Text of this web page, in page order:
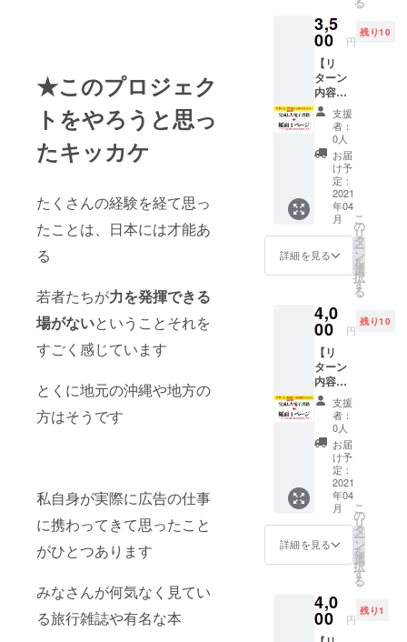
★このプロジェク
トをやろうと思っ
たキッカケ
たくさんの経験を経て思っ
たことは、日本には才能あ
る
若者たちが力を発揮できる
場がないということそれを
すごく感じています
とくに地元の沖縄や地方の
方はそうです
私自身が実際に広告の仕事
に携わってきて思ったこと
がひとつあります
みなさんが何気なく見てい
る旅行雑誌や有名な本
る画家にな
スとし
て本に
掲載し
ます
リエイ
ター向
けのリ
ターン
です。
画家や
イラス
トレー
ターハ
ンドメ
イド作
家など
夢に向
かって
頑張っ
ている
あなた
を丸々1
使い作
品を宣
伝いた
しま
す。
3,5
00 円
残り10
【リ
ターン
内容】
完成し
た本＋
丸々1
ページ
掲載出
来ま
す。創
刊号特
別掲載
価格
【早割
先着10
名限
リエイ
ター向
けのリ
ターン
です。
画家や
イラス
トレー
ターハ
ンドメ
イド作
家など
夢に向
かって
頑張っ
ている
あなた
を丸々1
使い作
品を宣
伝いた
支援
者：
0人
お届
け予
定：
2021
年04
月
詳細を見る
こ
の
リ
タ
ー
ン
を
選
択
す
る
4,0
00 円
残り10
【リ
ターン
内容】
完成し
た本＋
丸々1
ページ
掲載出
来ま
す。創
刊号特
別掲載
価格
【早割
先着10
名限
リエイ
ター向
けのリ
支援
者：
0人
お届
け予
定：
2021
年04
月
詳細を見る
こ
の
リ
タ
ー
ン
を
選
択
す
る
4,0
00 円
残り1